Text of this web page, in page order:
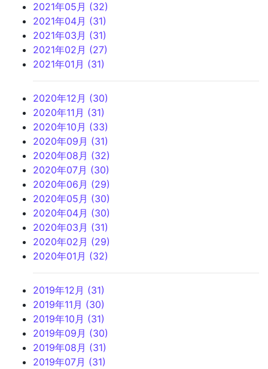
2021年05月 (32)
2021年04月 (31)
2021年03月 (31)
2021年02月 (27)
2021年01月 (31)
2020年12月 (30)
2020年11月 (31)
2020年10月 (33)
2020年09月 (31)
2020年08月 (32)
2020年07月 (30)
2020年06月 (29)
2020年05月 (30)
2020年04月 (30)
2020年03月 (31)
2020年02月 (29)
2020年01月 (32)
2019年12月 (31)
2019年11月 (30)
2019年10月 (31)
2019年09月 (30)
2019年08月 (31)
2019年07月 (31)